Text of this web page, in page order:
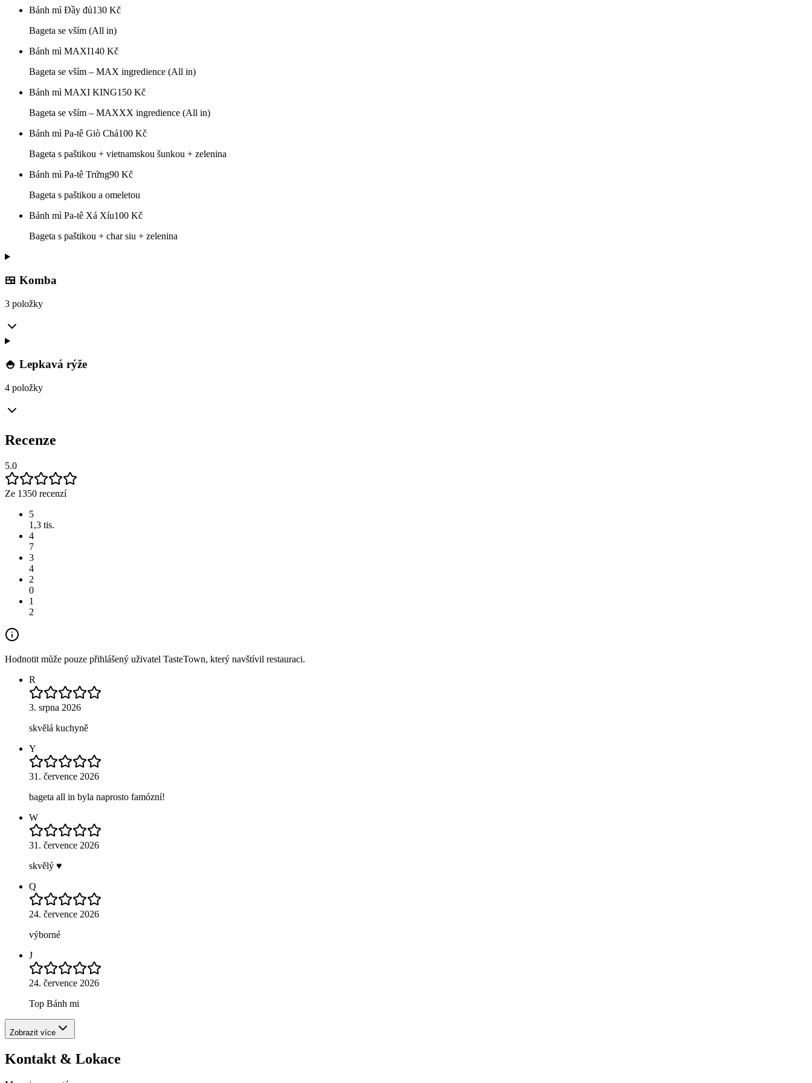
Bánh mì Đầy đủ130 Kč
Bageta se vším (All in)
Bánh mì MAXI140 Kč
Bageta se vším – MAX ingredience (All in)
Bánh mì MAXI KING150 Kč
Bageta se vším – MAXXX ingredience (All in)
Bánh mì Pa-tê Giò Chả100 Kč
Bageta s paštikou + vietnamskou šunkou + zelenina
Bánh mì Pa-tê Trứng90 Kč
Bageta s paštikou a omeletou
Bánh mì Pa-tê Xá Xíu100 Kč
Bageta s paštikou + char siu + zelenina
🍱 Komba
3 položky
🍚 Lepkavá rýže
4 položky
Recenze
5.0
Ze 1350 recenzí
5
1,3 tis.
4
7
3
4
2
0
1
2
Hodnotit může pouze přihlášený uživatel TasteTown, který navštívil restauraci.
R
3. srpna 2026
skvělá kuchyně
Y
31. července 2026
bageta all in byla naprosto famózní!
W
31. července 2026
skvělý ♥️
Q
24. července 2026
výborné
J
24. července 2026
Top Bánh mi
Zobrazit více
Kontakt & Lokace